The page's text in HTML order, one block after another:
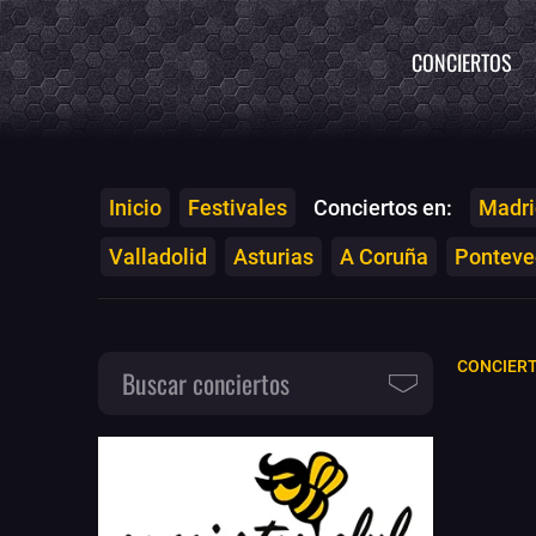
CONCIERTOS
Inicio Festivales Conciertos en:
Valladolid
Asturias A Coruña
Buscar conciertos